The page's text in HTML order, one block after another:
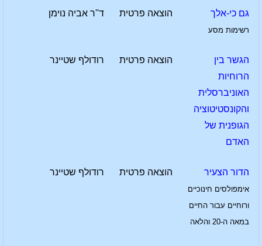
גם כי-אלך
רשימות מסע
הוצאה פרטית ד''ר אביה נוימן
הגשר בין
הרוחיות
האוניברסלית
והקונסטיטוציה
הגופנית של
האדם
הוצאה פרטית רודולף שטיינר
הדור הצעיר
אימפולסים חינוכיים
ורוחיים עבור החיים
במאה ה-20 והלאה
הוצאה פרטית רודולף שטיינר